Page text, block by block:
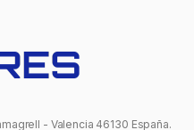
- Valencia 46130 España.